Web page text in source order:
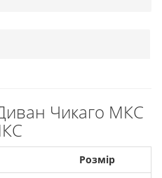
Чикаго МКС
Розмір